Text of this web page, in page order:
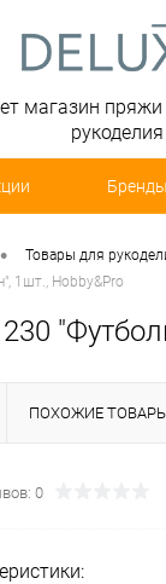
магазин
рукоделия
Бренды
• Товары для
1шт., Hobby&Pro
ПОХОЖИЕ
0